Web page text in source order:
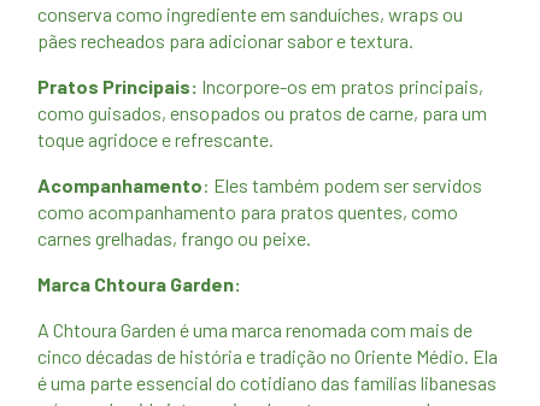
conserva como ingrediente em sanduíches, wraps ou
pães recheados para adicionar sabor e textura.
Pratos Principais: Incorpore-os em pratos principais,
como guisados, ensopados ou pratos de carne, para um
toque agridoce e refrescante.
Acompanhamento: Eles também podem ser servidos
como acompanhamento para pratos quentes, como
carnes grelhadas, frango ou peixe.
Marca Chtoura Garden:
A Chtoura Garden é uma marca renomada com mais de
cinco décadas de história e tradição no Oriente Médio. Ela
é uma parte essencial do cotidiano das famílias libanesas